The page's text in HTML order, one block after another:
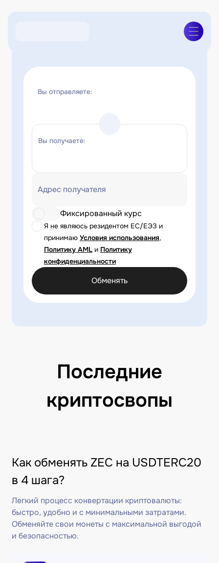
Вы отправляете:
Вы получаете:
Адрес получателя
Я не являюсь резидентом ЕС/ЕЭЗ и
принимаю Условия использования,
Политику AML и Политику
конфиденциальности
Фиксированный курс
Обменять
Последние
криптосвопы
Как обменять ZEC на USDTERC20
в 4 шага?
Легкий процесс конвертации криптовалюты:
быстро, удобно и с минимальными затратами.
Обменяйте свои монеты с максимальной выгодой
и безопасностью.